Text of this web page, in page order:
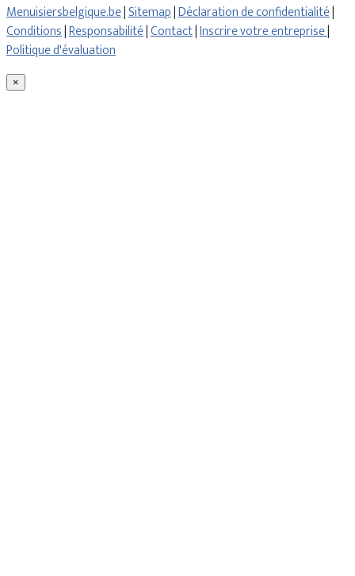
Menuisiersbelgique.be|Sitemap|Déclaration de confidentialité|
Conditions|Responsabilité|Contact|Inscrire votre entreprise|
Politique d'évaluation
×